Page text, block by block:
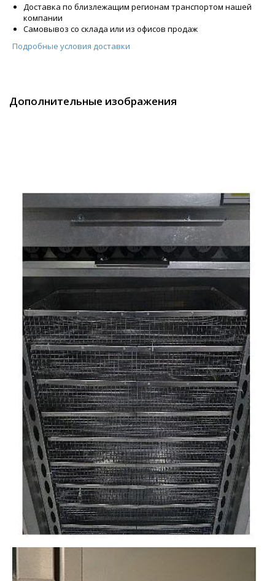
Доставка по близлежащим регионам транспортом нашей
компании
Самовывоз со склада или из офисов продаж
Подробные условия доставки
Дополнительные изображения